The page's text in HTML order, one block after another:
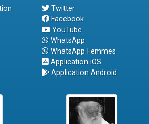
Twitter
Facebook
YouTube
WhatsApp
WhatsApp Femmes
Application iOS
Application Android